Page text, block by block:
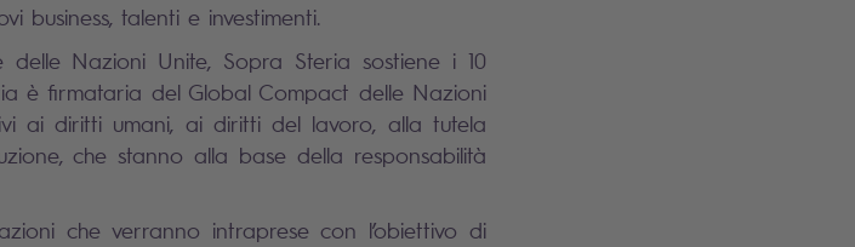
business, talenti e investimenti.
Nazioni Unite, Sopra Steria sostiene i 10
è firmataria del Global Compact delle Nazioni
ai diritti umani, ai diritti del lavoro, alla tutela
che stanno alla base della responsabilità
che verranno intraprese con l’obiettivo di